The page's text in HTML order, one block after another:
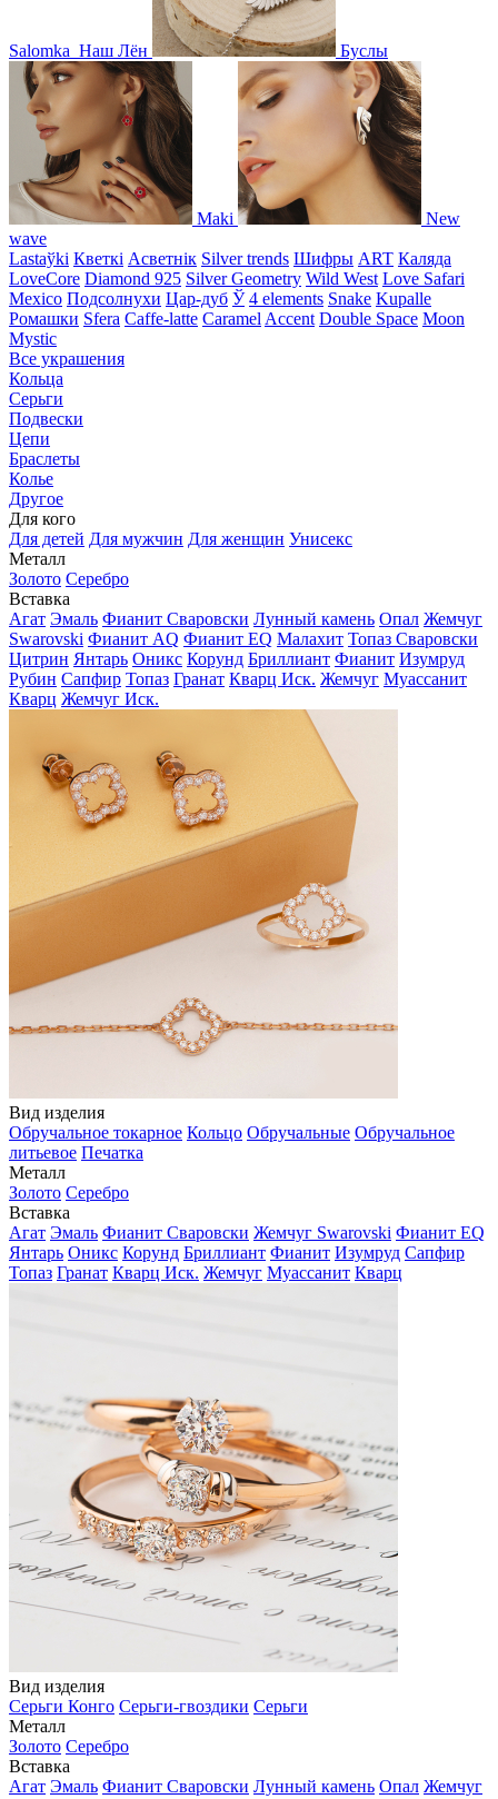
Salomka Наш Лён Буслы
Maki
New
wave
Lastaўki Кветкі Асветнiк Silver trends Шифры ART Каляда
LoveCore Diamond 925 Silver Geometry Wild West Love Safari
Mexico Подсолнухи Цар-дуб Ў 4 elements Snake Kupalle
Ромашки Sfera Caffe-latte Caramel Accent Double Space Moon
Mystic
Все украшения
Кольца
Серьги
Подвески
Цепи
Браслеты
Колье
Другое
Для кого
Для детей Для мужчин Для женщин Унисекс
Металл
Золото Серебро
Вставка
Агат Эмаль Фианит Сваровски Лунный камень Опал Жемчуг
Swarovski Фианит AQ Фианит EQ Малахит Топаз Сваровски
Цитрин Янтарь Оникс Корунд Бриллиант Фианит Изумруд
Рубин Сапфир Топаз Гранат Кварц Иск. Жемчуг Муассанит
Кварц Жемчуг Иск.
Вид изделия
Обручальное токарное Кольцо Обручальные Обручальное
литьевое Печатка
Металл
Золото Серебро
Вставка
Агат Эмаль Фианит Сваровски Жемчуг Swarovski Фианит EQ
Янтарь Оникс Корунд Бриллиант Фианит Изумруд Сапфир
Топаз Гранат Кварц Иск. Жемчуг Муассанит Кварц
Вид изделия
Серьги Конго Серьги-гвоздики Серьги
Металл
Золото Серебро
Вставка
Агат Эмаль Фианит Сваровски Лунный камень Опал Жемчуг